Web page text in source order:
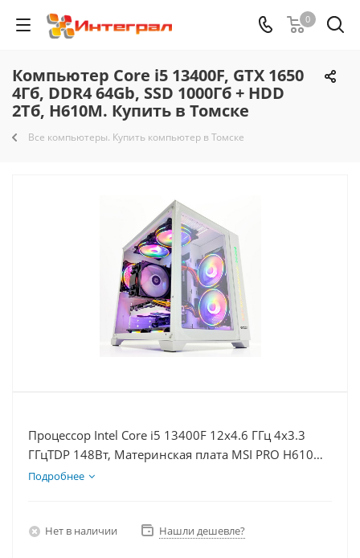
0
Компьютер Core i5 13400F, GTX 1650
4Гб, DDR4 64Gb, SSD 1000Гб + HDD
2Тб, H610M. Купить в Томске
Все компьютеры. Купить компьютер в Томске
Процессор Intel Core i5 13400F 12x4.6 ГГц 4x3.3
ГГцTDP 148Вт, Материнская плата MSI PRO H610M-
E, Видеокарта GTX 1650 4Гб, Память DDR4 64Gb,
Подробнее
Нет в наличии Нашли дешевле?